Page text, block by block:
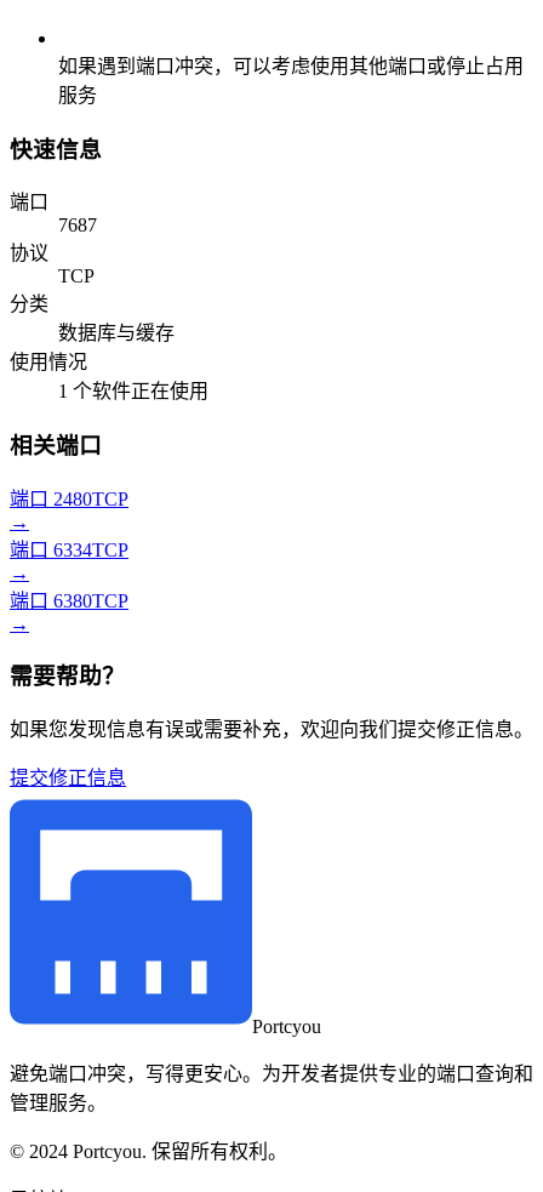
如果遇到端口冲突，可以考虑使用其他端口或停止占用
服务
快速信息
端口
7687
协议
TCP
分类
数据库与缓存
使用情况
1 个软件正在使用
相关端口
端口 2480TCP
→
端口 6334TCP
→
端口 6380TCP
→
需要帮助？
如果您发现信息有误或需要补充，欢迎向我们提交修正信息。
提交修正信息
Portcyou
避免端口冲突，写得更安心。为开发者提供专业的端口查询和
管理服务。
© 2024 Portcyou. 保留所有权利。